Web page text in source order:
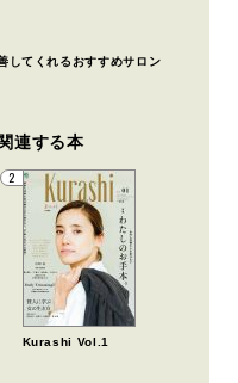
してくれるおすすめサロン
連する本
2
Kurashi Vol.1